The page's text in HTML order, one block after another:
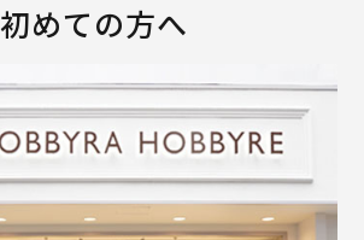
初めての方へ